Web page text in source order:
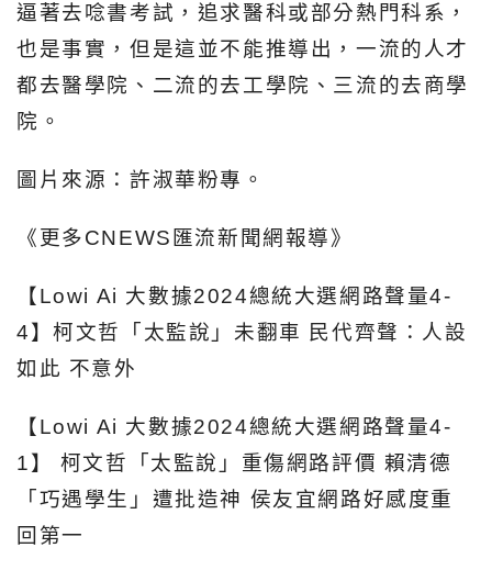
逼著去唸書考試，追求醫科或部分熱門科系，
也是事實，但是這並不能推導出，一流的人才
都去醫學院、二流的去工學院、三流的去商學
院。
圖片來源：許淑華粉專。
《更多CNEWS匯流新聞網報導》
【Lowi Ai 大數據2024總統大選網路聲量4-
4】柯文哲「太監說」未翻車 民代齊聲：人設
如此 不意外
【Lowi Ai 大數據2024總統大選網路聲量4-
1】 柯文哲「太監說」重傷網路評價 賴清德
「巧遇學生」遭批造神 侯友宜網路好感度重
回第一